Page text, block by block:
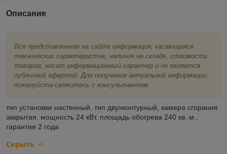
Описание
Вся представленная на сайте информация, касающаяся
технических характеристик, наличия на складе, стоимости
товаров, носит информационный характер и не является
публичной офертой. Для получения актуальной информации,
пожалуйста свяжитесь с консультантом
тип установки настенный, тип двухконтурный, камера сгорания
закрытая, мощность 24 кВт, площадь обогрева 240 кв. м.,
гарантия 2 года
Скрыть